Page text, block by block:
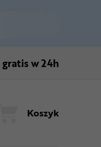
gratis w 24h
Koszyk